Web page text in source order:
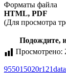
Форматы файла
HTML, PDF
(Для просмотра
Подождите,
Просмотрено:
955015020r121